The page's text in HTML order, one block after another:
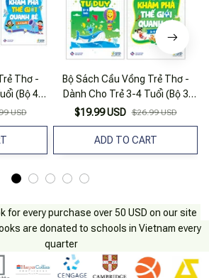
Thơ -
(Bộ 4
USD
Bộ Sách Cầu Vồng Trẻ Thơ -
Dành Cho Trẻ 3-4 Tuổi (Bộ 3
Quyển)
$19.99 USD $26.99 USD
ADD TO CART
for every purchase over 50 USD on our site
are donated to schools in Vietnam every
quarter